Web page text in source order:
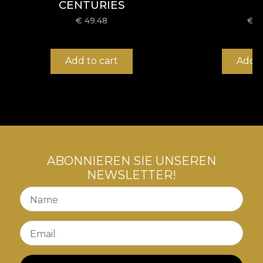
CENTURIES
€49.48
Add to cart
€
Add
ABONNIEREN SIE UNSEREN
NEWSLETTER!
Name
Email